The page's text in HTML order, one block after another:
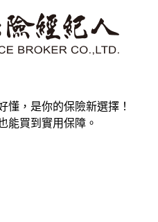
懂，是你的保險新選擇！
能買到實用保障。